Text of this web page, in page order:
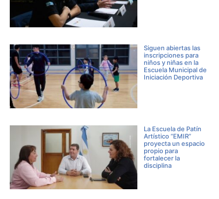
Siguen abiertas las
inscripciones para
niños y niñas en la
Escuela Municipal de
Iniciación Deportiva
La Escuela de Patín
Artístico “EMIR”
proyecta un espacio
propio para
fortalecer la
disciplina